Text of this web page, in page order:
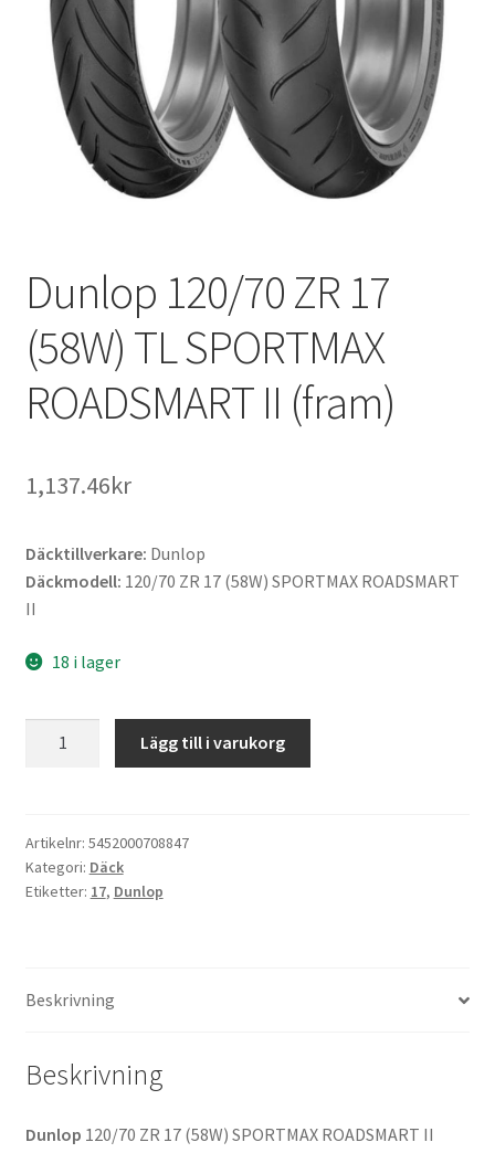
Dunlop 120/70 ZR 17
(58W) TL SPORTMAX
ROADSMART II (fram)
1,137.46kr
Däcktillverkare: Dunlop
Däckmodell: 120/70 ZR 17 (58W) SPORTMAX ROADSMART
II
18 i lager
(58W)
TL
SPORTMAX
mängd
Lägg till i varukorg
Artikelnr: 5452000708847
Kategori: Däck
Etiketter: 17, Dunlop
Beskrivning
Beskrivning
Dunlop 120/70 ZR 17 (58W) SPORTMAX ROADSMART II